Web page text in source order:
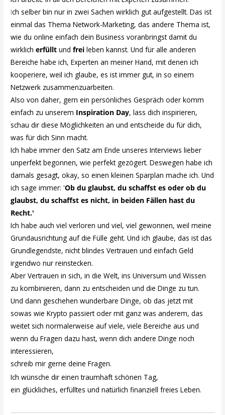
Ich selber bin nur in zwei Sachen wirklich gut aufgestellt. Das ist
einmal das Thema Network-Marketing, das andere Thema ist,
wie du online einfach dein Business voranbringst damit du
wirklicherfüllt undfrei leben kannst. Und für alle anderen
Bereiche habe ich, Experten an meiner Hand, mit denen ich
kooperiere, weil ich glaube, es ist immer gut, in so einem
Netzwerk zusammenzuarbeiten.
Also von daher, gern ein persönliches Gespräch oder komm
einfach zu unserem Inspiration Day, lass dich inspirieren,
schau dir diese Möglichkeiten an und entscheide du für dich,
was für dich Sinn macht.
Ich habe immer den Satz am Ende unseres Interviews lieber
unperfekt begonnen, wie perfekt gezögert. Deswegen habe ich
damals gesagt, okay, so einen kleinen Sparplan mache ich. Und
ich sage immer: 'Ob du glaubst, du schaffst es oder ob du
glaubst, du schaffst es nicht, in beiden Fällen hast du
Recht.'
Ich habe auch viel verloren und viel, viel gewonnen, weil meine
Grundausrichtung auf die Fülle geht. Und ich glaube, das ist das
Grundlegendste, nicht blindes Vertrauen und einfach Geld
irgendwo nur reinstecken.
Aber Vertrauen in sich, in die Welt, ins Universum und Wissen
zu kombinieren, dann zu entscheiden und die Dinge zu tun.
Und dann geschehen wunderbare Dinge, ob das jetzt mit
sowas wie Krypto passiert oder mit ganz was anderem, das
weitet sich normalerweise auf viele, viele Bereiche aus und
wenn du Fragen dazu hast, wenn dich andere Dinge noch
interessieren,
schreib mir gerne deine Fragen.
Ich wünsche dir einen traumhaft schönen Tag,
ein glückliches, erfülltes und natürlich finanziell freies Leben.